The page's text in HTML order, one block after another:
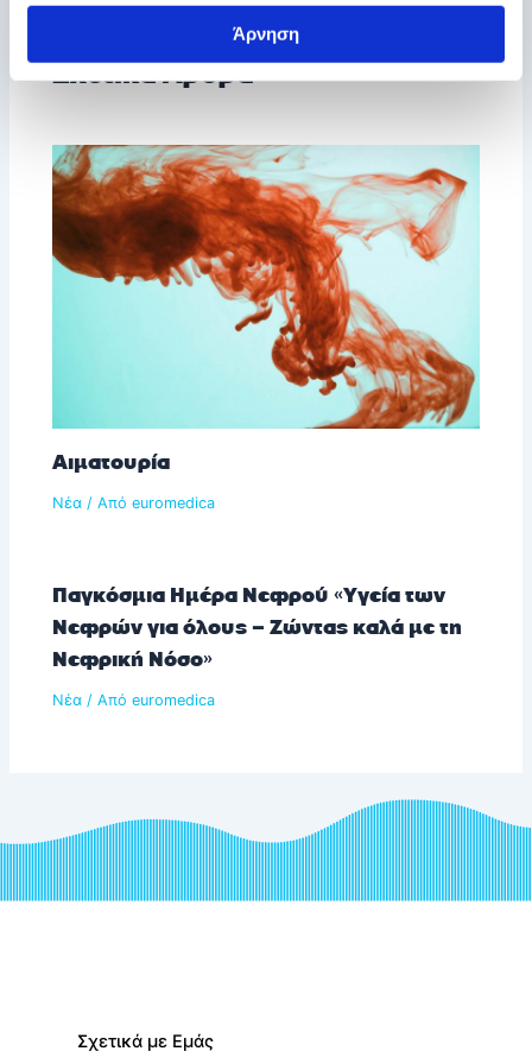
Άρνηση
Σχετικά Άρθρα
Αιματουρία
Νέα / Απόeuromedica
Παγκόσμια Ημέρα Νεφρού «Υγεία των
Νεφρών για όλους – Ζώντας καλά με τη
Νεφρική Νόσο»
Νέα / Απόeuromedica
Σχετικά με Εμάς